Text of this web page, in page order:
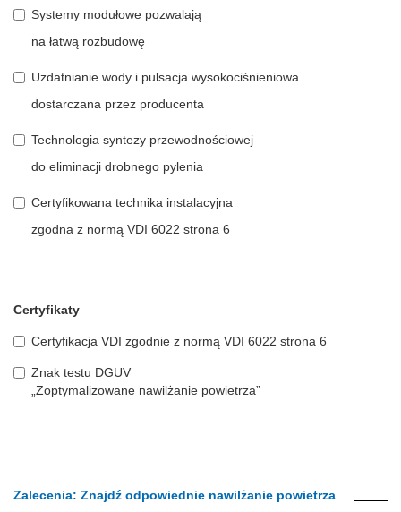
LabelSystemy modułowe pozwalają
na łatwą rozbudowę
Uzdatnianie wody i pulsacja wysokociśnieniowa
dostarczana przez producenta
Technologia syntezy przewodnościowej
do eliminacji drobnego pylenia
Certyfikowana technika instalacyjna
zgodna z normą VDI 6022 strona 6
Certyfikaty
Certyfikacja VDI zgodnie z normą VDI 6022 strona 6
Znak testu DGUV
„Zoptymalizowane nawilżanie powietrza”
Zalecenia: Znajdź odpowiednie nawilżanie powietrza